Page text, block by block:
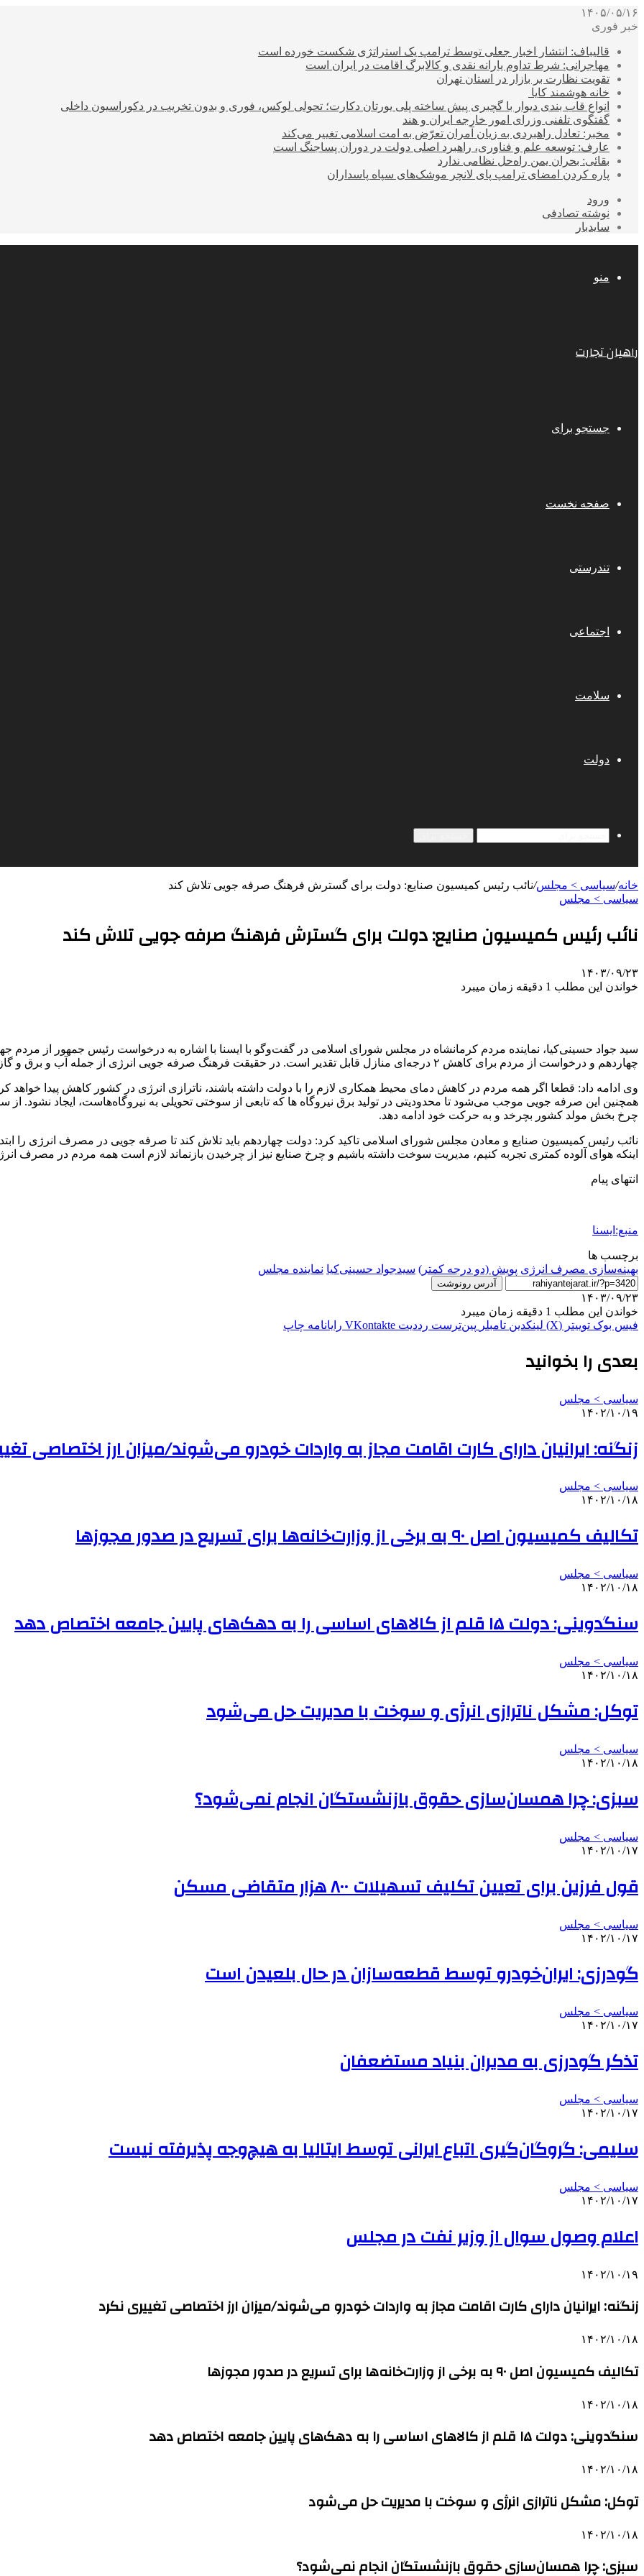
۱۴۰۵/۰۵/۱۶
خبر فوری
قالیباف: انتشار اخبار جعلی توسط ترامپ یک استراتژی شکست خورده است
مهاجرانی: شرط تداوم یارانه نقدی و کالابرگ اقامت در ایران است
تقویت نظارت بر بازار در استان تهران
خانه هوشمند کایا
انواع قاب بندی دیوار با گچبری پیش ساخته پلی یورتان دکارت؛ تحولی لوکس، فوری و بدون تخریب در دکوراسیون داخلی
گفتگوی تلفنی وزرای امور خارجه ایران و هند
مخبر: تعادل راهبردی به زیان آمران تعرّض به امت اسلامی تغییر می‌کند
عارف: توسعه علم و فناوری، راهبرد اصلی دولت در دوران پساجنگ است
بقائی: بحران یمن راه‌حل نظامی ندارد
پاره کردن امضای ترامپ پای لانچر موشک‌های سپاه پاسداران
ورود
نوشته تصادفی
سایدبار
منو
راهیان تجارت
جستجو برای
صفحه نخست
تندرستی
اجتماعی
سلامت
دولت
خانه/سیاسی > مجلس/نائب رئیس کمیسیون صنایع: دولت برای گسترش فرهنگ صرفه جویی تلاش کند
سیاسی > مجلس
نائب رئیس کمیسیون صنایع: دولت برای گسترش فرهنگ صرفه جویی تلاش کند
۱۴۰۳/۰۹/۲۳
خواندن این مطلب 1 دقیقه زمان میبرد
سید جواد حسینی‌کیا، نماینده مردم کرمانشاه در مجلس شورای اسلامی در گفت‌وگو با ایسنا با اشاره به درخواست رئیس جمهور از
چهاردهم و درخواست از مردم برای کاهش ۲ درجه‌ای منازل قابل تقدیر است. در حقیقت فرهنگ صرفه جویی انرژی از جمله آب و برق و گاز باید میان مردم عزیر کشورمان رواج داده شود.
وی ادامه داد: قطعا اگر همه مردم در کاهش دمای محیط همکاری لازم را با دولت داشته باشند، ناترازی انرژی در کشور کاهش پیدا
همچنین این صرفه جویی موجب می‌شود تا محدودیتی در تولید برق نیروگاه ها که تابعی از سوختی تحویلی به نیروگاه‌هاست، ایجاد
چرخ بخش مولد کشور بچرخد و به حرکت خود ادامه دهد.
نائب رئیس کمیسیون صنایع و معادن مجلس شورای اسلامی تاکید کرد: دولت چهاردهم باید تلاش کند تا صرفه جویی در مصرف انرژی را
اینکه هوای آلوده کمتری تجربه کنیم، مدیریت سوخت داشته باشیم و چرخ صنایع نیز از چرخیدن بازنماند لازم است همه مردم در مصرف
انتهای پیام
منبع:ایسنا
برچسب ها
بهینه‌سازی مصرف انرژی پویش (دو درجه کمتر) سیدجواد حسینی‌کیا نماينده مجلس
آدرس رونوشت
۱۴۰۳/۰۹/۲۳
خواندن این مطلب 1 دقیقه زمان میبرد
فیس بوک توییتر (X) لینکدین ‫تامبلر ‫پین‌ترست ‫رددیت ‫VKontakte رایانامه چاپ
بعدی را بخوانید
سیاسی > مجلس
۱۴۰۲/۱۰/۱۹
زنگنه: ایرانیان دارای کارت اقامت مجاز به واردات خودرو می‌شوند/میزان ارز اختصاصی
سیاسی > مجلس
۱۴۰۲/۱۰/۱۸
تکالیف کمیسیون اصل ۹۰ به برخی از وزارت‌خانه‌ها برای تسریع در صدور مجوزها
سیاسی > مجلس
۱۴۰۲/۱۰/۱۸
سنگدوینی: دولت ۱۵ قلم از کالاهای اساسی را به دهک‌های پایین جامعه اختصاص دهد
سیاسی > مجلس
۱۴۰۲/۱۰/۱۸
توکل: مشکل ناترازی انرژی و سوخت با مدیریت حل می‌شود
سیاسی > مجلس
۱۴۰۲/۱۰/۱۸
سبزی: چرا همسان‌سازی حقوق بازنشستگان انجام نمی‌شود؟
سیاسی > مجلس
۱۴۰۲/۱۰/۱۷
قول فرزین برای تعیین تکلیف تسهیلات ۸۰۰ هزار متقاضی مسکن
سیاسی > مجلس
۱۴۰۲/۱۰/۱۷
گودرزی: ایران‌خودرو توسط قطعه‌سازان در حال بلعیدن است
سیاسی > مجلس
۱۴۰۲/۱۰/۱۷
تذکر گودرزی به مدیران بنیاد مستضعفان
سیاسی > مجلس
۱۴۰۲/۱۰/۱۷
سلیمی: گروگان‌گیری اتباع ایرانی توسط ایتالیا به هیچ‌وجه پذیرفته نیست
سیاسی > مجلس
۱۴۰۲/۱۰/۱۷
اعلام وصول سوال از وزیر نفت در مجلس
۱۴۰۲/۱۰/۱۹
زنگنه: ایرانیان دارای کارت اقامت مجاز به واردات خودرو می‌شوند/میزان ارز اختصاصی تغییری نکرد
۱۴۰۲/۱۰/۱۸
تکالیف کمیسیون اصل ۹۰ به برخی از وزارت‌خانه‌ها برای تسریع در صدور مجوزها
۱۴۰۲/۱۰/۱۸
سنگدوینی: دولت ۱۵ قلم از کالاهای اساسی را به دهک‌های پایین جامعه اختصاص دهد
۱۴۰۲/۱۰/۱۸
توکل: مشکل ناترازی انرژی و سوخت با مدیریت حل می‌شود
۱۴۰۲/۱۰/۱۸
سبزی: چرا همسان‌سازی حقوق بازنشستگان انجام نمی‌شود؟